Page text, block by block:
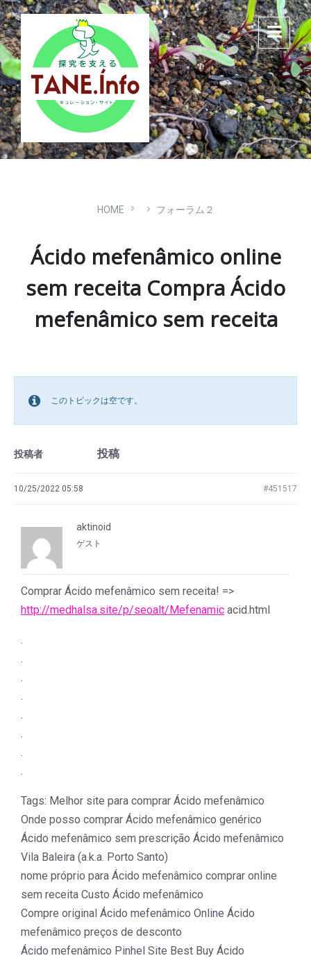
Skip
to
content
Skip
to
main
navigation
Skip
to
footer
HOME フォーラム２
Ácido mefenâmico online
sem receita Compra Ácido
mefenâmico sem receita
このトピックは空です。
投稿者 投稿
10/25/2022 05:58 #451517
aktinoid
ゲスト
Comprar Ácido mefenâmico sem receita! =>
http://medhalsa.site/p/seoalt/Mefenamic acid.html
.
.
.
.
.
.
.
.
Tags: Melhor site para comprar Ácido mefenâmico
Onde posso comprar Ácido mefenâmico genérico
Ácido mefenâmico sem prescrição Ácido mefenâmico
Vila Baleira (a.k.a. Porto Santo)
nome próprio para Ácido mefenâmico comprar online
sem receita Custo Ácido mefenâmico
Compre original Ácido mefenâmico Online Ácido
mefenâmico preços de desconto
Ácido mefenâmico Pinhel Site Best Buy Ácido